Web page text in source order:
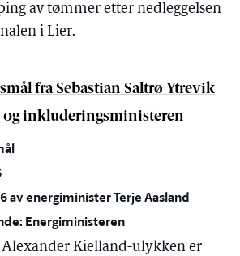
av tømmer etter nedleggelsen
i Lier.
fra Sebastian Saltrø Ytrevik
og inkluderingsministeren
av energiminister Terje Aasland
Energiministeren
Kielland-ulykken er